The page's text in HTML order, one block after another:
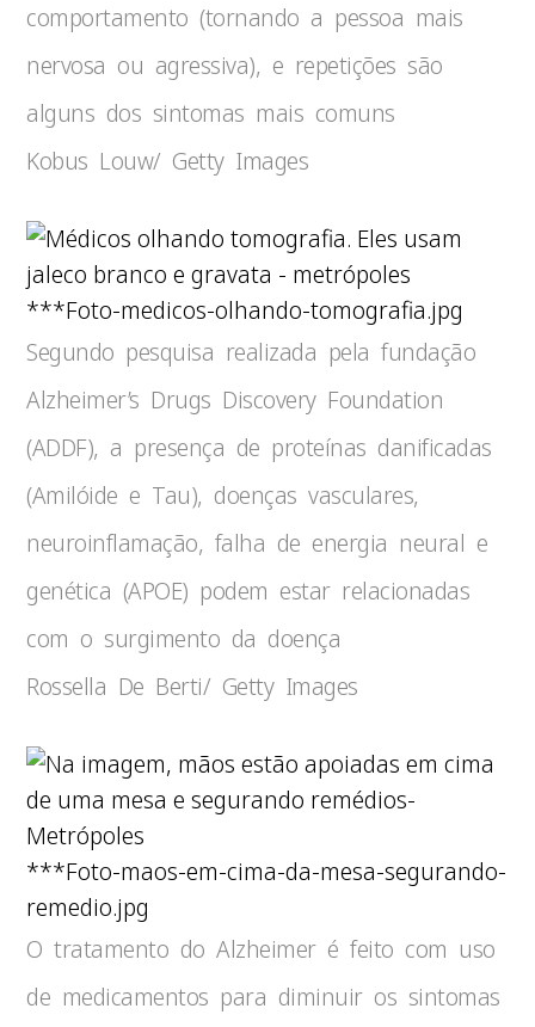
comportamento (tornando a pessoa mais
nervosa ou agressiva), e repetições são
alguns dos sintomas mais comuns
Kobus Louw/ Getty Images
***Foto-medicos-olhando-tomografia.jpg
Segundo pesquisa realizada pela fundação
Alzheimer’s Drugs Discovery Foundation
(ADDF), a presença de proteínas danificadas
(Amilóide e Tau), doenças vasculares,
neuroinflamação, falha de energia neural e
genética (APOE) podem estar relacionadas
com o surgimento da doença
Rossella De Berti/ Getty Images
***Foto-maos-em-cima-da-mesa-segurando-
remedio.jpg
O tratamento do Alzheimer é feito com uso
de medicamentos para diminuir os sintomas